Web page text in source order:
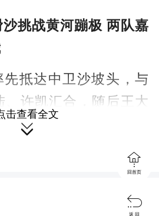
挑战黄河蹦极 两队嘉
抵达中卫沙坡头，与
、许凯汇合，随后王大
”队，许凯则加入“任意
迎下，嘉宾们开启了本
击查看全文


回首页

返 回